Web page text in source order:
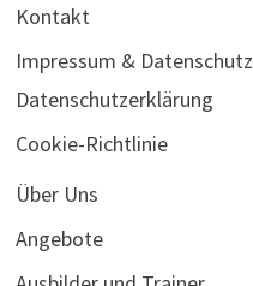
Kontakt
Impressum & Datenschutz
Datenschutzerklärung
Cookie-Richtlinie
Über Uns
Angebote